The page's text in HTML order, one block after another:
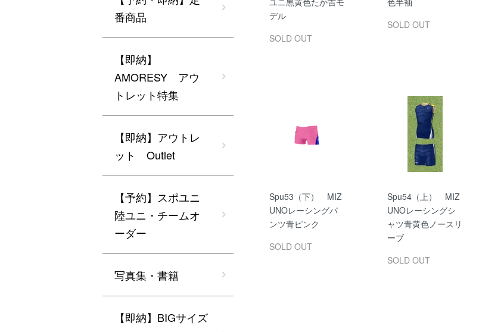
デル
SOLD OUT
SOLD OUT
Spu53（下） MIZ
UNOレーシングパ
ンツ青ピンク
SOLD OUT
Spu54（上） MIZ
UNOレーシングシ
ャツ青黄色ノースリ
ーブ
SOLD OUT
番商品
【即納】
AMORESY アウ
トレット特集
【即納】アウトレ
ット Outlet
【予約】スポユニ
陸ユニ・チームオ
ーダー
写真集・書籍
【即納】BIGサイズ